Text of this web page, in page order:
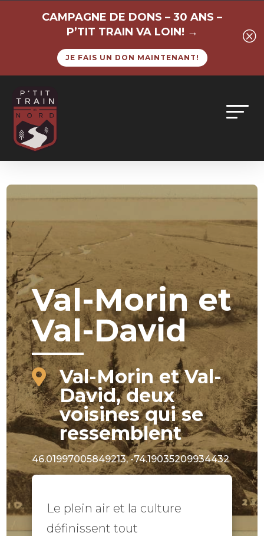
CAMPAGNE DE DONS – 30 ANS –
P’TIT TRAIN VA LOIN! →
JE FAIS UN DON MAINTENANT!
Q
Val-Morin et
Val-David

Val-Morin et Val-
David, deux
voisines qui se
ressemblent
46.01997005849213, -74.19035209934432
Le plein air et la culture
définissent tout